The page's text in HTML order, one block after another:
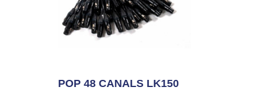
POP 48 CANALS LK150